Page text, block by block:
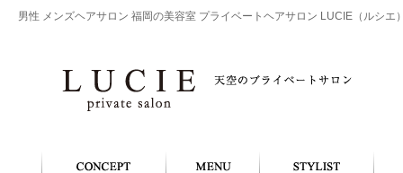
男性 メンズヘアサロン 福岡の美容室 プライベートヘアサロン LUCIE（ルシエ